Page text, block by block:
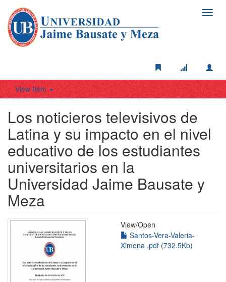
View Item
Los noticieros televisivos de
Latina y su impacto en el nivel
educativo de los estudiantes
universitarios en la
Universidad Jaime Bausate y
Meza
View/Open
Santos-Vera-Valeria-
Ximena .pdf (732.5Kb)